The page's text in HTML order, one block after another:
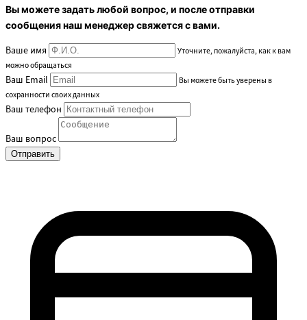
Вы можете задать любой вопрос, и после отправки
сообщения наш менеджер свяжется с вами.
Ваше имя
Уточните, пожалуйста, как к вам
можно обращаться
Ваш Email
Вы можете быть уверены в
сохранности своих данных
Ваш телефон
Ваш вопрос